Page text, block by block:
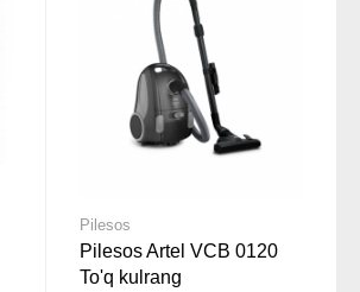
Pilesos
Pilesos Artel VCB 0120
To'q kulrang